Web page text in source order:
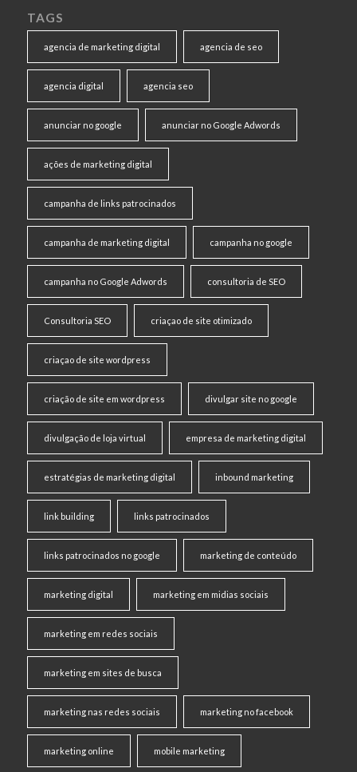
TAGS
agencia de marketing digital agencia de seo
agencia digital agencia seo
anunciar no google anunciar no Google Adwords
ações de marketing digital
campanha de links patrocinados
campanha de marketing digital campanha no google
campanha no Google Adwords consultoria de SEO
Consultoria SEO criaçao de site otimizado
criaçao de site wordpress
criação de site em wordpress divulgar site no google
divulgação de loja virtual empresa de marketing digital
estratégias de marketing digital inbound marketing
link building links patrocinados
links patrocinados no google marketing de conteúdo
marketing digital marketing em midias sociais
marketing em redes sociais
marketing em sites de busca
marketing nas redes sociais marketing no facebook
marketing online mobile marketing